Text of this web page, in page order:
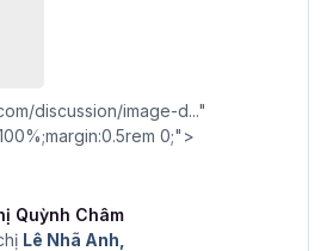
discussion/image-d..."
0;">
Quỳnh Châm
Lê Nhã Anh,